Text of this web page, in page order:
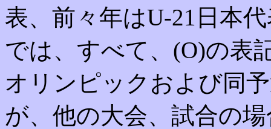
表、前々年はU-21日本
では、すべて、(O)の表
オリンピックおよび同
が、他の大会、試合の